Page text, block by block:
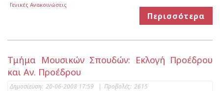
Γενικές Ανακοινώσεις
Περισσότερα
Τμήμα Μουσικών Σπουδών: Εκλογή Προέδρου
και Αν. Προέδρου
Δημοσίευση: 20-06-2008 17:59 | Προβολές: 2615